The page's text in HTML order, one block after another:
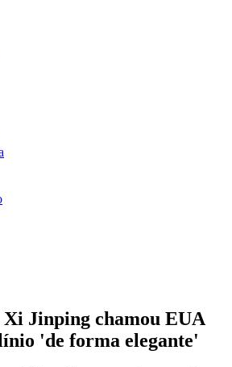
Jinping chamou EUA
'de forma elegante'